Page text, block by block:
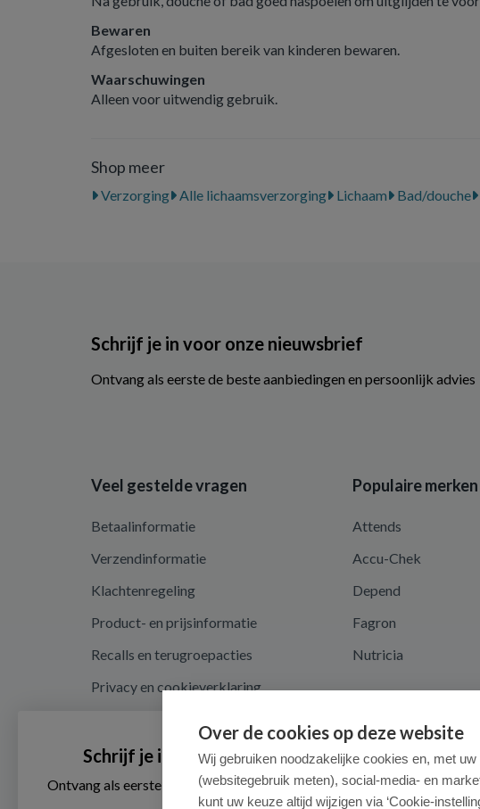
Bewaren
Afgesloten en buiten bereik van kinderen bewaren.
Waarschuwingen
Alleen voor uitwendig gebruik.
Shop meer
Verzorging Alle lichaamsverzorging Lichaam Bad/douche
Schrijf je in voor onze nieuwsbrief
Ontvang als eerste de beste aanbiedingen en persoonlijk advies
Veel gestelde vragen
Betaalinformatie
Verzendinformatie
Klachtenregeling
Product- en prijsinformatie
Recalls en terugroepacties
Privacy en cookieverklaring
Algemene voorwaarden
Herroepingsrecht en retouren
Populaire merken
Attends
Accu-Chek
Depend
Fagron
Nutricia
Over de cookies op deze website
Wij gebruiken noodzakelijke cookies en, met
(websitegebruik meten), social-media- en
kunt uw keuze altijd wijzigen via ‘Cookie-
Schrijf je in voor onze nieuwsbrief
Ontvang als eerste de beste aanbiedingen en persoonlijk
advies